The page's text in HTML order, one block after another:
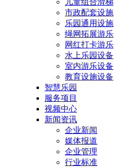
儿童组合滑梯
市政配套设施
乐园通用设施
绳网拓展游乐
网红打卡游乐
水上乐园设备
室内游乐设备
教育设施设备
智慧乐园
服务项目
视频中心
新闻资讯
企业新闻
媒体报道
企业管理
行业标准